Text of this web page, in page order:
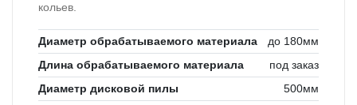
кольев.
Диаметр обрабатываемого материала
до 180мм
Длина обрабатываемого материала
под заказ
Диаметр дисковой пилы
500мм